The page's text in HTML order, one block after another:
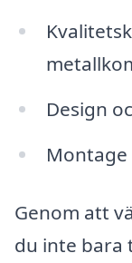
Design
Genom att
du inte bara